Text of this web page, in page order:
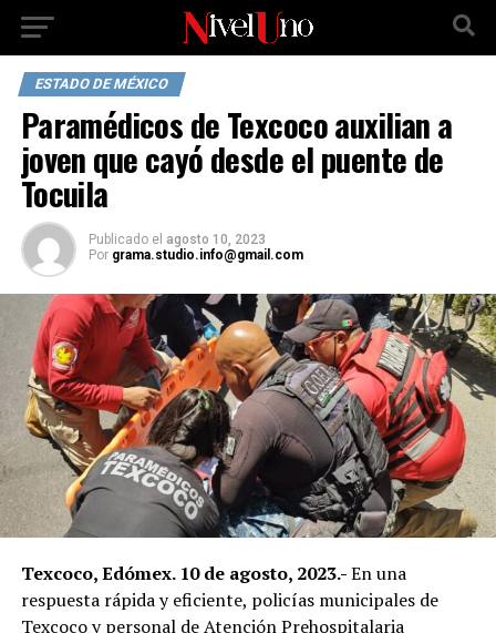
ESTADO DE MÉXICO
Paramédicos de Texcoco auxilian a
joven que cayó desde el puente de
Tocuila
Publicado el agosto 10, 2023
Por grama.studio.info@gmail.com
Texcoco, Edómex. 10 de agosto, 2023.-En una
respuesta rápida y eficiente, policías municipales de
Texcoco y personal de Atención Prehospitalaria